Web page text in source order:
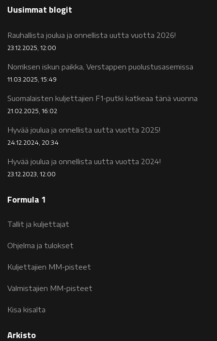
Uusimmat blogit
Rauhallista joulua ja onnellista uutta vuotta 2026!
23.12.2025, 12:00
Norriksen iskun paikka, Verstappen puolustusasemissa
11.03.2025, 15:49
Suomalaisten kuljettajien F1-putki katkeaa tänä vuonna
21.02.2025, 16:02
Hyvää joulua ja onnellista uutta vuotta 2025!
24.12.2024, 20:34
Hyvää joulua ja onnellista uutta vuotta 2024!
23.12.2023, 12:00
Formula 1
Tallit ja kuljettajat
Ohjelma ja tulokset
Kuljettajien MM-pisteet
Valmistajien MM-pisteet
Kisa kisalta
Arkisto